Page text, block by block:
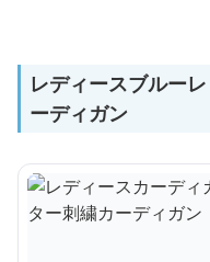
レディースブルー
ーディガン